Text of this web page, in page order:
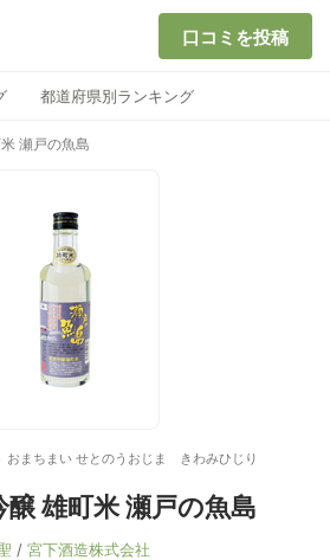
口コミを投稿
都道府県別ランキング
瀬戸の魚島
おまちまい せとのうおじま きわみひじり
醸 雄町米 瀬戸の魚島
/ 宮下酒造株式会社